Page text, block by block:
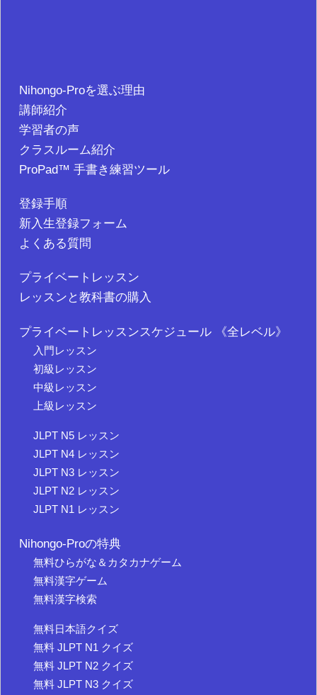
Nihongo-Proを選ぶ理由
講師紹介
学習者の声
クラスルーム紹介
ProPad™ 手書き練習ツール
登録手順
新入生登録フォーム
よくある質問
プライベートレッスン
レッスンと教科書の購入
プライベートレッスンスケジュール 《全レベル》
入門レッスン
初級レッスン
中級レッスン
上級レッスン
JLPT N5 レッスン
JLPT N4 レッスン
JLPT N3 レッスン
JLPT N2 レッスン
JLPT N1 レッスン
Nihongo-Proの特典
無料ひらがな＆カタカナゲーム
無料漢字ゲーム
無料漢字検索
無料日本語クイズ
無料 JLPT N1 クイズ
無料 JLPT N2 クイズ
無料 JLPT N3 クイズ